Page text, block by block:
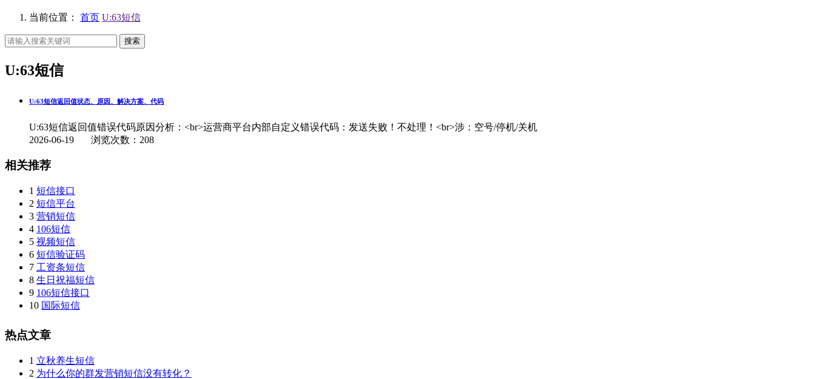
当前位置： 首页 U:63短信
搜索
U:63短信
U:63短信返回值状态、原因、解决方案、代码
U:63短信返回值错误代码原因分析：<br>运营商平台内部自定义错误代码：发送失败！不处理！<br>涉：空号/停机/关机
2026-06-19 浏览次数：208
相关推荐
1 短信接口
2 短信平台
3 营销短信
4 106短信
5 视频短信
6 短信验证码
7 工资条短信
8 生日祝福短信
9 106短信接口
10 国际短信
热点文章
1 立秋养生短信
2 为什么你的群发营销短信没有转化？